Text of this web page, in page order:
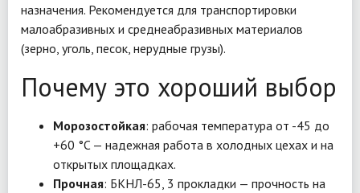
назначения. Рекомендуется для транспортировки
малоабразивных и среднеабразивных материалов
(зерно, уголь, песок, нерудные грузы).
Почему это хороший выбор
Морозостойкая: рабочая температура от -45 до
+60 °C — надежная работа в холодных цехах и на
открытых площадках.
Прочная: БКНЛ-65, 3 прокладки — прочность на